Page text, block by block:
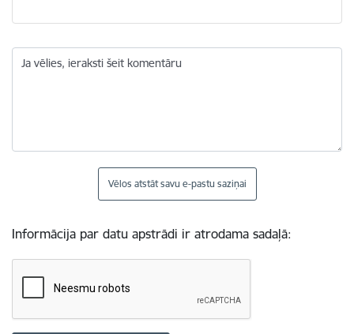
Ja vēlies, ieraksti šeit komentāru
Vēlos atstāt savu e-pastu saziņai
Informācija par datu apstrādi ir atrodama sadaļā: